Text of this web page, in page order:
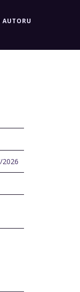
AUTORU
2026